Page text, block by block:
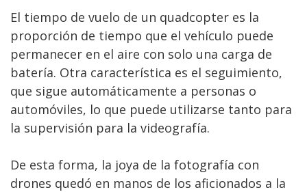
El tiempo de vuelo de un quadcopter es la
proporción de tiempo que el vehículo puede
permanecer en el aire con solo una carga de
batería. Otra característica es el seguimiento,
que sigue automáticamente a personas o
automóviles, lo que puede utilizarse tanto para
la supervisión para la videografía.
De esta forma, la joya de la fotografía con
drones quedó en manos de los aficionados a la